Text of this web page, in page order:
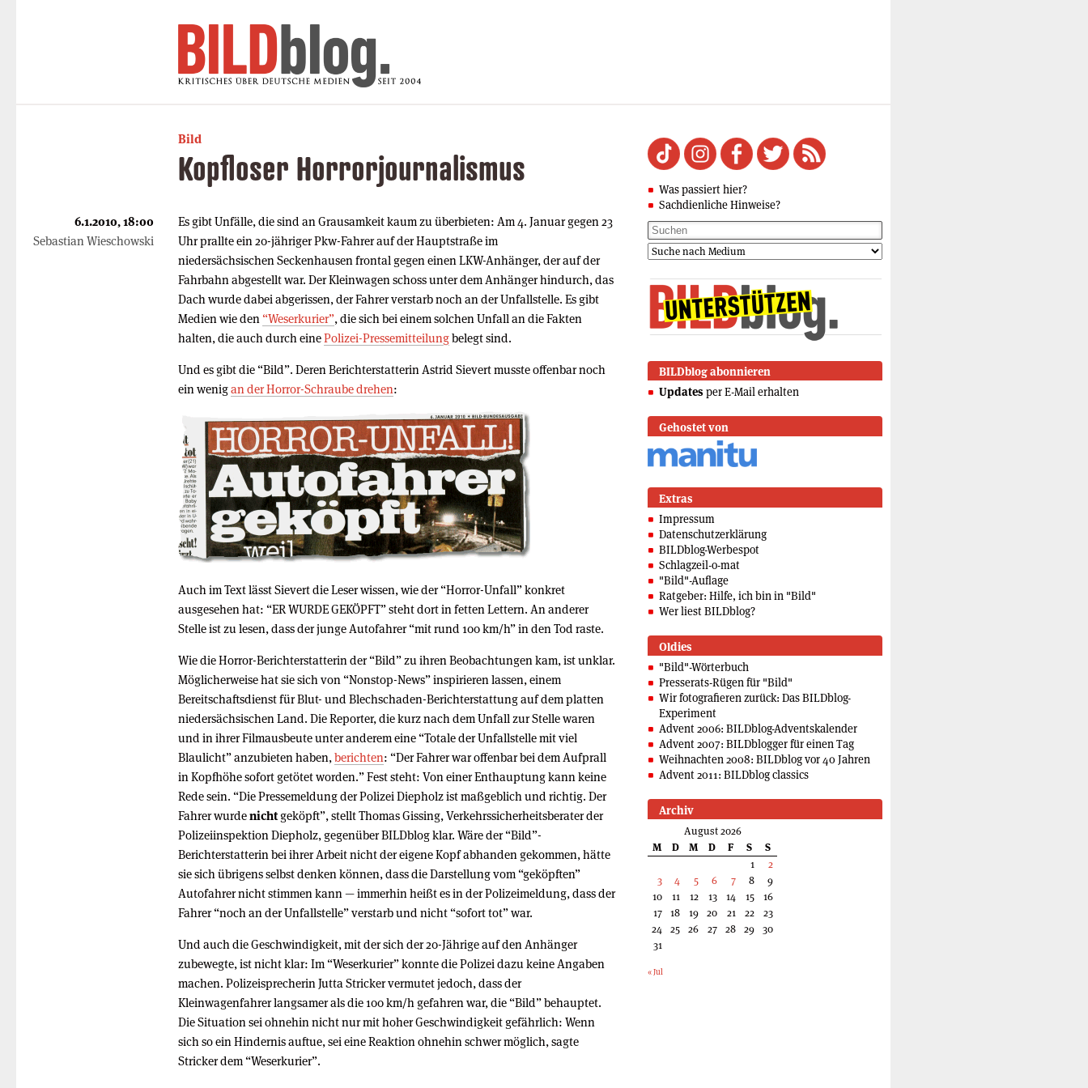
Bild
Kopfloser Horrorjournalismus
Es gibt Unfälle, die sind an Grausamkeit kaum zu überbieten: Am 4. Januar gegen 23
Uhr prallte ein 20-jähriger Pkw-Fahrer auf der Hauptstraße im
niedersächsischen Seckenhausen frontal gegen einen LKW-Anhänger, der auf der
Fahrbahn abgestellt war. Der Kleinwagen schoss unter dem Anhänger hindurch, das
Dach wurde dabei abgerissen, der Fahrer verstarb noch an der Unfallstelle. Es gibt
Medien wie den “Weserkurier”, die sich bei einem solchen Unfall an die Fakten
halten, die auch durch einePolizei-Pressemitteilungbelegt sind.
Und es gibt die “Bild”. Deren Berichterstatterin Astrid Sievert musste offenbar noch
ein wenigan der Horror-Schraube drehen:
Auch im Text lässt Sievert die Leser wissen, wie der “Horror-Unfall” konkret
ausgesehen hat: “ER WURDE GEKÖPFT” steht dort in fetten Lettern. An anderer
Stelle ist zu lesen, dass der junge Autofahrer “mit rund 100 km/h” in den Tod raste.
Wie die Horror-Berichterstatterin der “Bild” zu ihren Beobachtungen kam, ist unklar.
Möglicherweise hat sie sich von “Nonstop-News” inspirieren lassen, einem
Bereitschaftsdienst für Blut- und Blechschaden-Berichterstattung auf dem platten
niedersächsischen Land. Die Reporter, die kurz nach dem Unfall zur Stelle waren
und in ihrer Filmausbeute unter anderem eine “Totale der Unfallstelle mit viel
Blaulicht” anzubieten haben, berichten: “Der Fahrer war offenbar bei dem Aufprall
in Kopfhöhe sofort getötet worden.” Fest steht: Von einer Enthauptung kann keine
Rede sein. “Die Pressemeldung der Polizei Diepholz ist maßgeblich und richtig. Der
Fahrer wurdenichtgeköpft”, stellt Thomas Gissing, Verkehrssicherheitsberater der
Polizeiinspektion Diepholz, gegenüber BILDblog klar. Wäre der “Bild”-
Berichterstatterin bei ihrer Arbeit nicht der eigene Kopf abhanden gekommen, hätte
sie sich übrigens selbst denken können, dass die Darstellung vom “geköpften”
Autofahrer nicht stimmen kann — immerhin heißt es in der Polizeimeldung, dass der
Fahrer “noch an der Unfallstelle” verstarb und nicht “sofort tot” war.
Und auch die Geschwindigkeit, mit der sich der 20-Jährige auf den Anhänger
zubewegte, ist nicht klar: Im “Weserkurier” konnte die Polizei dazu keine Angaben
machen. Polizeisprecherin Jutta Stricker vermutet jedoch, dass der
Kleinwagenfahrer langsamer als die 100 km/h gefahren war, die “Bild” behauptet.
Die Situation sei ohnehin nicht nur mit hoher Geschwindigkeit gefährlich: Wenn
sich so ein Hindernis auftue, sei eine Reaktion ohnehin schwer möglich, sagte
Stricker dem “Weserkurier”.
6.1.2010, 18:00
Sebastian Wieschowski
Was passiert hier?
Sachdienliche Hinweise?
BILDblog abonnieren
Updates per E-Mail erhalten
Gehostet von
Extras
Impressum
Datenschutzerklärung
BILDblog-Werbespot
Schlagzeil-o-mat
"Bild"-Auflage
Ratgeber: Hilfe, ich bin in "Bild"
Wer liest BILDblog?
Oldies
"Bild"-Wörterbuch
Presserats-Rügen für "Bild"
Wir fotografieren zurück: Das BILDblog-
Experiment
Advent 2006: BILDblog-Adventskalender
Advent 2007: BILDblogger für einen Tag
Weihnachten 2008: BILDblog vor 40 Jahren
Advent 2011: BILDblog classics
Archiv
August 2026
M
D M D F S
S
1
2
3
4 5 6 7 8
9
10
11 12 13 14 15
16
17 18 19 20 21 22
23
24 25 26 27 28 29 30
31
« Jul